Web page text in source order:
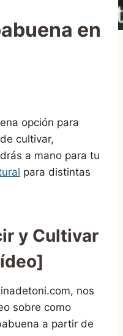
en
opción para
cultivar,
a mano para tu
para distintas
y Cultivar
nos
sobre como
a partir de